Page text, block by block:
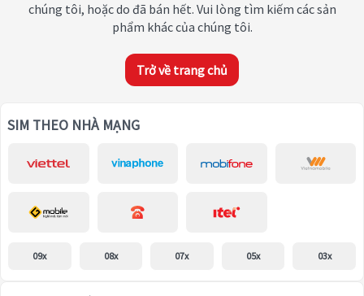
chúng tôi, hoặc do đã bán hết. Vui lòng tìm kiếm các sản
phẩm khác của chúng tôi.
Trở về trang chủ
SIM THEO NHÀ MẠNG
09x 08x 07x 05x 03x